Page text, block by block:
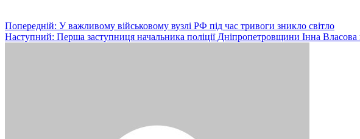
Навігація
записів
Попередній: У важливому військовому вузлі РФ під час тривоги зникло світло
Наступний: Перша заступниця начальника поліції Дніпропетровщини Інна